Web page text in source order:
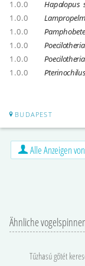
1.0.0
Hapalopus
1.0.0
1.0.0
1.0.0
1.0.0
1.0.0
BUDAPEST
Alle Anzeigen
Ähnliche
Tűzhasú gőtét